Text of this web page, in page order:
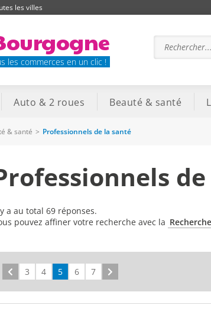
les villes
les commerces en un clic !
Auto & 2 roues Beauté & santé
& santé > Professionnels de la santé
a au total 69 réponses.
pouvez affiner votre recherche avec la
Précédent
3 4 5 6 7